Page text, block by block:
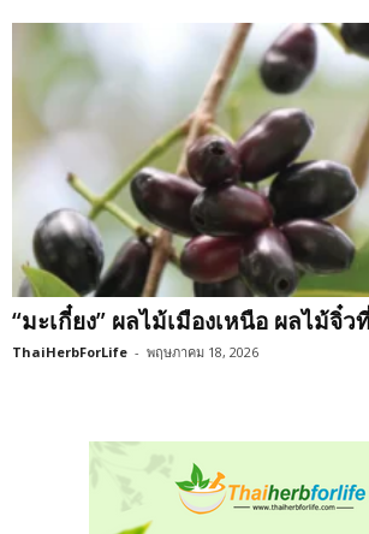
“มะเกี๋ยง” ผลไม้เมืองเหนือ ผลไม้จิ๋
ThaiHerbForLife - พฤษภาคม 18, 2026